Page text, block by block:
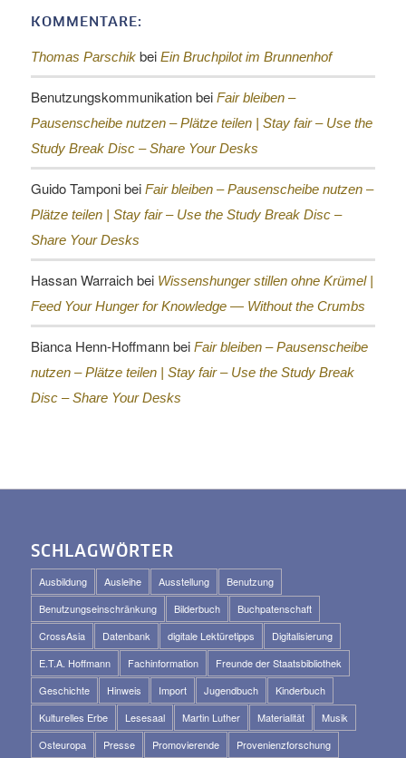
KOMMENTARE:
Thomas Parschikbei Ein Bruchpilot im Brunnenhof
Benutzungskommunikationbei Fair bleiben –
Pausenscheibe nutzen – Plätze teilen | Stay fair – Use the
Study Break Disc – Share Your Desks
Guido Tamponibei Fair bleiben – Pausenscheibe nutzen –
Plätze teilen | Stay fair – Use the Study Break Disc –
Share Your Desks
Hassan Warraichbei Wissenshunger stillen ohne Krümel |
Feed Your Hunger for Knowledge — Without the Crumbs
Bianca Henn-Hoffmannbei Fair bleiben – Pausenscheibe
nutzen – Plätze teilen | Stay fair – Use the Study Break
Disc – Share Your Desks
SCHLAGWÖRTER
Ausbildung Ausleihe Ausstellung
Benutzung
Benutzungseinschränkung
Bilderbuch
Buchpatenschaft
CrossAsia
Datenbank digitale Lektüretipps
Digitalisierung
E.T.A. Hoffmann
Fachinformation
Freunde der Staatsbibliothek
Geschichte
Hinweis Import Jugendbuch
Kinderbuch
Kulturelles Erbe
Lesesaal Martin Luther Materialität
Musik
Osteuropa
Presse Promovierende
Provenienzforschung